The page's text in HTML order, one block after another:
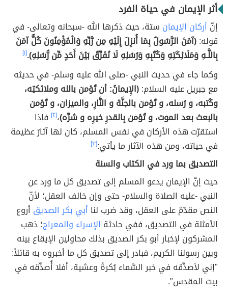
أثر الإيمان في حياة الفرد
إنّ أركان الإيمان ستة، حيث ذكرها الله -سبحانه وتعالى- في
قوله:(آمَنَ الرَّسُولُ بِمَا أُنزِلَ إِلَيْهِ مِن رَّبِّهِ وَالْمُؤْمِنُونَ كُلٌّ آمَنَ
بِاللَّـهِ وَمَلَائِكَتِهِ وَكُتُبِهِ وَرُسُلِهِ لَا نُفَرِّقُ بَيْنَ أَحَدٍ مِّن رُّسُلِهِ).[١]
وكما جاء في حديث النبي -صلى الله عليه وسلم- في حديثه
مع جبريل عليه السلام:(الإِيمانُ: أن تُؤمن بالله وملائكتِه،
وكُتبه، و رُسله، و تُؤمن بالجنَّة و النَّارِ، والميزان، و تُؤمن
بالبعث بعد الموت، و تُؤمن بِالقدرِ خيرِه و شرِّه)،[٢]
فإذا
استقرّت هذه الأركان في نفس المسلم، كان لها آثارٌ عظيمة
في حياته، ومن هذه الآثار ما يأتي:[٣]
التصديق بما ورد في الكتاب والسنة
حيث إنّ الإيمان يدعو المسلم إلى تصديق كل ما ورد عن
النبي -عليه الصلاة والسلام- حتى وإن خالف العقل؛ لأنّ
النص مقدّمٌ على العقل، وقد ضرب لنا أبي بكر الصديق أروع
الأمثلة في التصديق، ففي حادثة الإسراء والمعراج؛ ذهب
المشركون لإخبار أبو بكر الصديق بذلك محاولين الإيقاع بينه
وبين رسولنا الكريم، فبادر إلى تصديق كل ما أخبروه به قائلاََ:
"إني لأصدِّقه في خبر السَّماء بُكرةً وعشية، أفلا أُصدِّقه في
بيت المقدس".